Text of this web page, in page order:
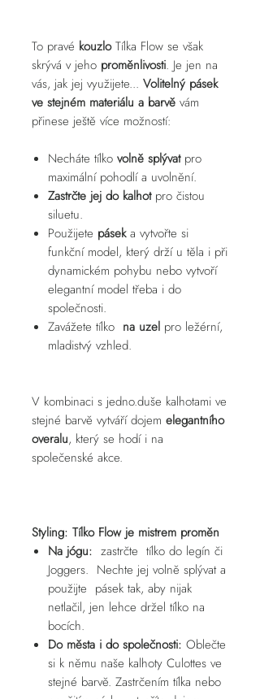
To pravé kouzloTílka Flow se však
skrývá v jeho proměnlivosti. Je jen na
vás, jak jej využijete... Volitelný pásek
ve stejném materiálu a barvě vám
přinese ještě více možností:
Necháte tílko volně splývatpro
maximální pohodlí a uvolnění.
Zastrčte jej do kalhot pro čistou
siluetu.
Použijete páseka vytvořte si
funkční model, který drží u těla i při
dynamickém pohybu nebo vytvoří
elegantní model třeba i do
společnosti.
Zavážete tílko na uzel pro ležérní,
mladistvý vzhled.
V kombinaci s jedno.duše kalhotami ve
stejné barvě vytváří dojem elegantního
overalu, který se hodí i na
společenské akce.
Styling: Tílko Flow je mistrem proměn
Na jógu: zastrčte tílko do legín či
Joggers. Nechte jej volně splývat a
použijte pásek tak, aby nijak
netlačil, jen lehce držel tílko na
bocích.
Do města i do společnosti: Oblečte
si k němu naše kalhoty Culottes ve
stejné barvě. Zastrčením tílka nebo